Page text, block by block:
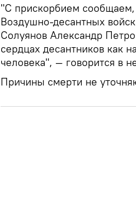
"С прискорбием сообщаем,
Воздушно-десантных
Солуянов Александр
сердцах десантников как
человека", — говорится в
Причины смерти не